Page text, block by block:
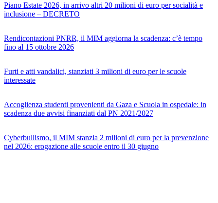
Piano Estate 2026, in arrivo altri 20 milioni di euro per socialità e
inclusione – DECRETO
Rendicontazioni PNRR, il MIM aggiorna la scadenza: c’è tempo
fino al 15 ottobre 2026
Furti e atti vandalici, stanziati 3 milioni di euro per le scuole
interessate
Accoglienza studenti provenienti da Gaza e Scuola in ospedale: in
scadenza due avvisi finanziati dal PN 2021/2027
Cyberbullismo, il MIM stanzia 2 milioni di euro per la prevenzione
nel 2026: erogazione alle scuole entro il 30 giugno